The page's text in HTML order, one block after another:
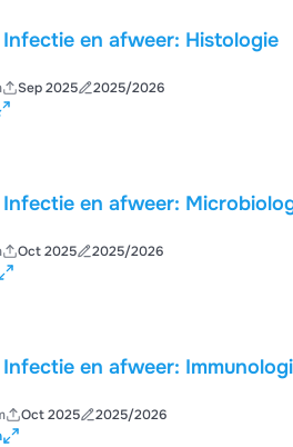
en afweer: Histologie
Sep 2025 2025/2026
en afweer:
Oct 2025 2025/2026
en afweer:
Oct 2025 2025/2026